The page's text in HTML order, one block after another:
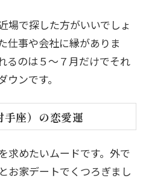
場で探した方がいいでしょ
仕事や会社に縁がありま
るのは５～７月だけでそれ
ンです。
座）の恋愛運
求めたいムードです。外で
お家デートでくつろぎまし